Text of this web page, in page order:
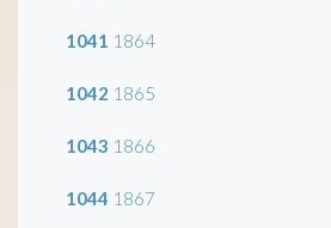
1041 1864
1042 1865
1043 1866
1044 1867